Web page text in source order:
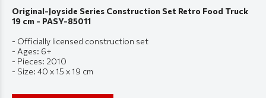
Original-Joyside Series Construction Set Retro Food Truck
19 cm - PASY-85011
- Officially licensed construction set
- Ages: 6+
- Pieces: 2010
- Size: 40 x 15 x 19 cm